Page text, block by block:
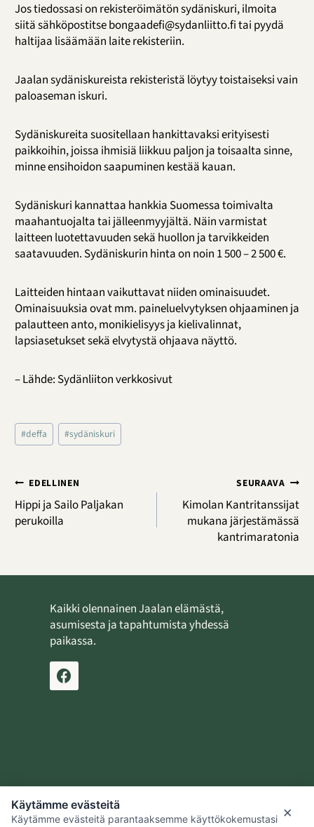
Jos tiedossasi on rekisteröimätön sydäniskuri, ilmoita
siitä sähköpostitse bongaadefi@sydanliitto.fi tai pyydä
haltijaa lisäämään laite rekisteriin.
Jaalan sydäniskureista rekisteristä löytyy toistaiseksi vain
paloaseman iskuri.
Sydäniskureita suositellaan hankittavaksi erityisesti
paikkoihin, joissa ihmisiä liikkuu paljon ja toisaalta sinne,
minne ensihoidon saapuminen kestää kauan.
Sydäniskuri kannattaa hankkia Suomessa toimivalta
maahantuojalta tai jälleenmyyjältä. Näin varmistat
laitteen luotettavuuden sekä huollon ja tarvikkeiden
saatavuuden. Sydäniskurin hinta on noin 1 500 – 2 500 €.
Laitteiden hintaan vaikuttavat niiden ominaisuudet.
Ominaisuuksia ovat mm. paineluelvytyksen ohjaaminen ja
palautteen anto, monikielisyys ja kielivalinnat,
lapsiasetukset sekä elvytystä ohjaava näyttö.
– Lähde: Sydänliiton verkkosivut
Avainsanat:
#deffa #sydäniskuri
Artikkelien
selaus
EDELLINEN
Hippi ja Sailo Paljakan
perukoilla
SEURAAVA
Kimolan Kantritanssijat
mukana järjestämässä
kantrimaratonia
Kaikki olennainen Jaalan elämästä,
asumisesta ja tapahtumista yhdessä
paikassa.
Jaalan kotiseutusäätiö
×
Käytämme evästeitä
Käytämme evästeitä parantaaksemme käyttökokemustasi